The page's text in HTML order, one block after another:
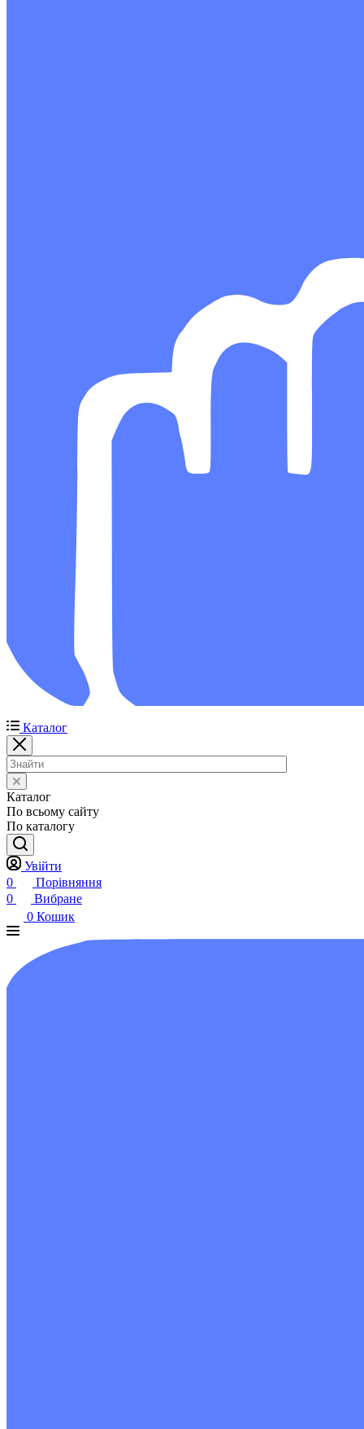
Каталог
Каталог
По всьому сайту
По каталогу
Увійти
0
Порівняння
0
Вибране
0 Кошик